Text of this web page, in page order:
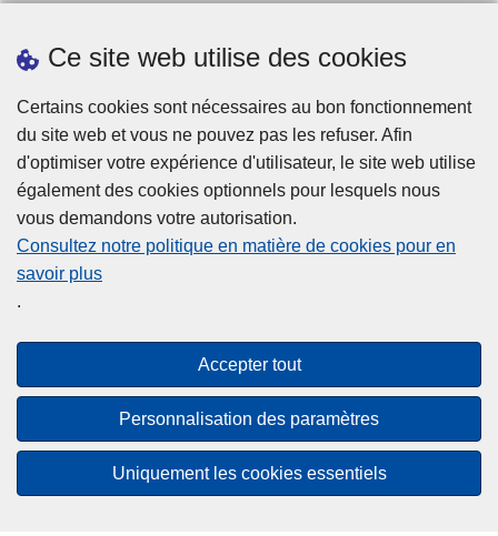
Ce site web utilise des cookies
Certains cookies sont nécessaires au bon fonctionnement
du site web et vous ne pouvez pas les refuser. Afin
d'optimiser votre expérience d'utilisateur, le site web utilise
également des cookies optionnels pour lesquels nous
vous demandons votre autorisation.
Consultez notre politique en matière de cookies pour en
savoir plus
.
Accepter tout
Personnalisation des paramètres
Uniquement les cookies essentiels
Statistiques
Disclaimer
Privacy
Cookies
Accessibilité